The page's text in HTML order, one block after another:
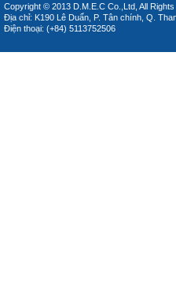
Copyright © 2013 D.M.E.C Co.,Ltd, All Rights
Địa chỉ: K190 Lê Duẩn, P. Tân chính, Q.
Điện thoại: (+84) 5113752506